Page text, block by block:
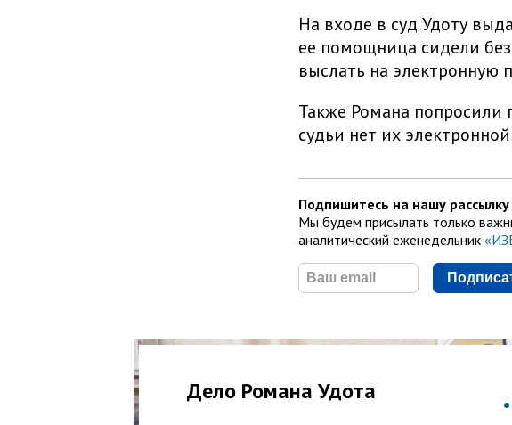
На входе в суд Удоту
ее помощница сидели
выслать на электронную
Также Романа попросили
судьи нет их
Подпишитесь на нашу рассылку
Мы будем присылать только
аналитический еженедельник
Дело Романа Удота